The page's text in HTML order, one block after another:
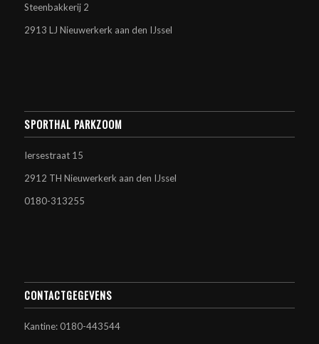
Steenbakkerij 2
2913 LJ Nieuwerkerk aan den IJssel
SPORTHAL PARKZOOM
Iersestraat 15
2912 TH Nieuwerkerk aan den IJssel
0180-313255
CONTACTGEGEVENS
Kantine: 0180-443544